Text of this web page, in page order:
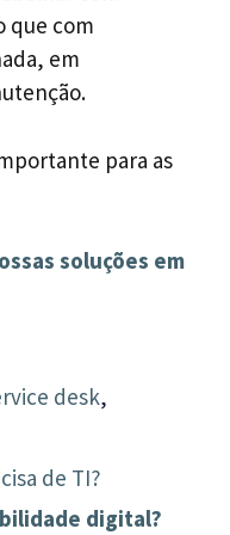
que com
em
para as
soluções em
desk,
de TI?
digital?